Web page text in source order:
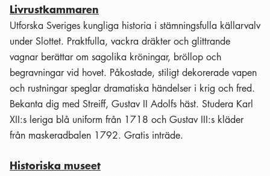
Livrustkammaren
Utforska Sveriges kungliga historia i stämningsfulla källarvalv
under Slottet. Praktfulla, vackra dräkter och glittrande
vagnar berättar om sagolika kröningar, bröllop och
begravningar vid hovet. Påkostade, stiligt dekorerade vapen
och rustningar speglar dramatiska händelser i krig och fred.
Bekanta dig med Streiff, Gustav II Adolfs häst. Studera Karl
XII:s leriga blå uniform från 1718 och Gustav III:s kläder
från maskeradbalen 1792. Gratis inträde.
Historiska museet